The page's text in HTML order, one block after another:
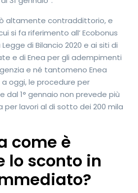
altamente contraddittorio, e
si fa riferimento all’ Ecobonus
di Bilancio 2020 e ai siti di
e di Enea per gli adempimenti
e né tantomeno Enea
oggi, le procedure per
dal 1° gennaio non prevede più
lavori al di sotto dei 200 mila
come è
lo sconto in